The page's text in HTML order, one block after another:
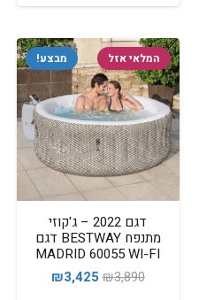
₪2,400.
₪2,199.
מבצע! המלאי אזל
דגם 2022 – ג'קוזי
מתנפח BESTWAY דגם
MADRID 60055 WI-FI
₪3,890
המחיר₪3,425